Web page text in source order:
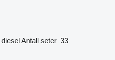
dieselAntall seter 33